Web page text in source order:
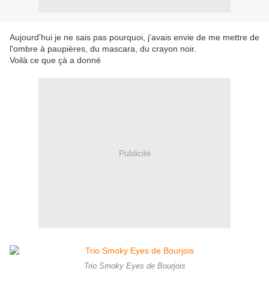
Aujourd'hui je ne sais pas pourquoi, j'avais envie de me mettre de
l'ombre à paupières, du mascara, du crayon noir.
Voilà ce que çà a donné
Publicité
Trio Smoky Eyes de Bourjois